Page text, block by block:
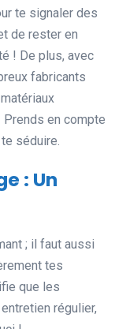
te signaler des
de rester en
! De plus, avec
fabricants
en compte
séduire.
: Un
; il faut aussi
tes
que les
régulier,